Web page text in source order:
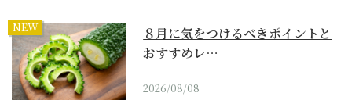
NEW
８月に気をつけるべきポイントと
おすすめレ…
2026/08/08